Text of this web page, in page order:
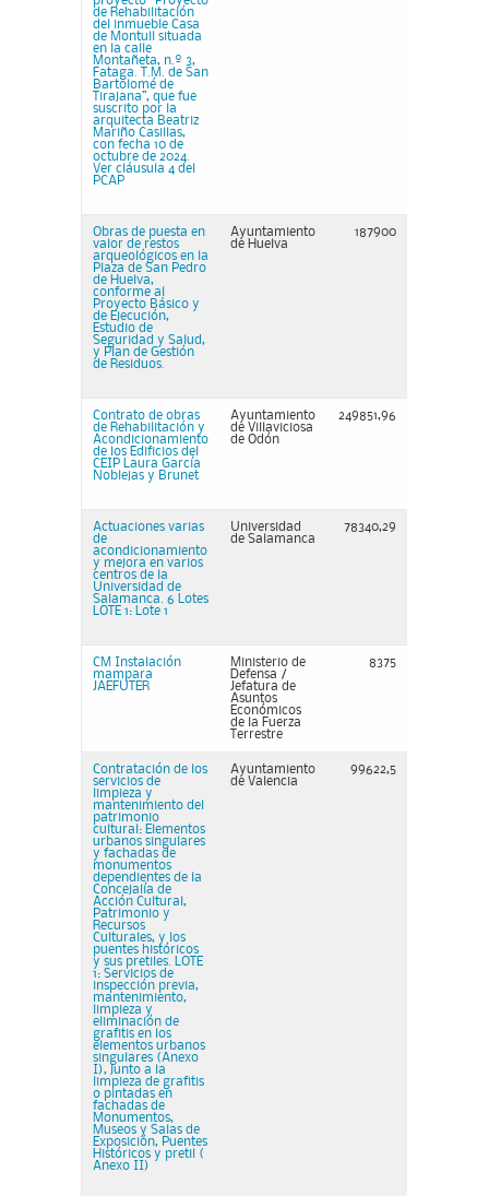
de Rehabilitación
del inmueble Casa
de Montull situada
en la calle
Montañeta, n.º 3,
Fataga. T.M. de San
Bartolomé de
Tirajana”, que fue
suscrito por la
arquitecta Beatriz
Mariño Casillas,
con fecha 10 de
octubre de 2024.
Ver cláusula 4 del
PCAP
Obras de puesta en
valor de restos
arqueológicos en la
Plaza de San Pedro
de Huelva,
conforme al
Proyecto Básico y
de Ejecución,
Estudio de
Seguridad y Salud,
y Plan de Gestión
de Residuos.
Ayuntamiento
de Huelva
187900
Contrato de obras
de Rehabilitación y
Acondicionamiento
de los Edificios del
CEIP Laura García
Noblejas y Brunet
Ayuntamiento
de Villaviciosa
de Odón
249851,96
Actuaciones varias
de
acondicionamiento
y mejora en varios
centros de la
Universidad de
Salamanca. 6 Lotes
LOTE 1: Lote 1
Universidad
de Salamanca
78340,29
CM Instalación
mampara
JAEFUTER
Ministerio de
Defensa /
Jefatura de
Asuntos
Económicos
de la Fuerza
Terrestre
8375
Contratación de los
servicios de
limpieza y
mantenimiento del
patrimonio
cultural: Elementos
urbanos singulares
y fachadas de
monumentos
dependientes de la
Concejalía de
Acción Cultural,
Patrimonio y
Recursos
Culturales, y los
puentes históricos
y sus pretiles. LOTE
1: Servicios de
inspección previa,
mantenimiento,
limpieza y
eliminación de
grafitis en los
elementos urbanos
singulares (Anexo
I), junto a la
limpieza de grafitis
o pintadas en
fachadas de
Monumentos,
Museos y Salas de
Exposición, Puentes
Históricos y pretil (
Anexo II)
Ayuntamiento
de Valencia
99622,5